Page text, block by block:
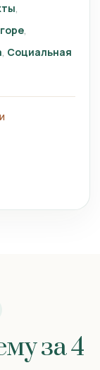
Социальная
за 4